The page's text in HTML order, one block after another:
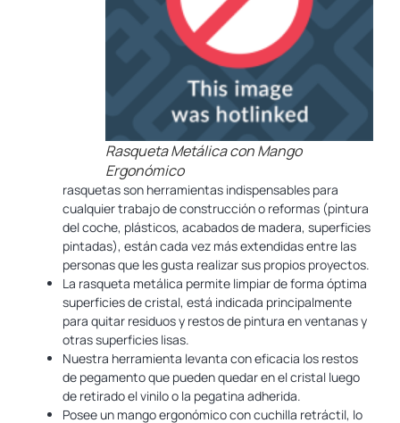
Rasqueta Metálica con Mango
Ergonómico
rasquetas son herramientas indispensables para
cualquier trabajo de construcción o reformas (pintura
del coche, plásticos, acabados de madera, superficies
pintadas), están cada vez más extendidas entre las
personas que les gusta realizar sus propios proyectos.
La rasqueta metálica permite limpiar de forma óptima
superficies de cristal, está indicada principalmente
para quitar residuos y restos de pintura en ventanas y
otras superficies lisas.
Nuestra herramienta levanta con eficacia los restos
de pegamento que pueden quedar en el cristal luego
de retirado el vinilo o la pegatina adherida.
Posee un mango ergonómico con cuchilla retráctil, lo